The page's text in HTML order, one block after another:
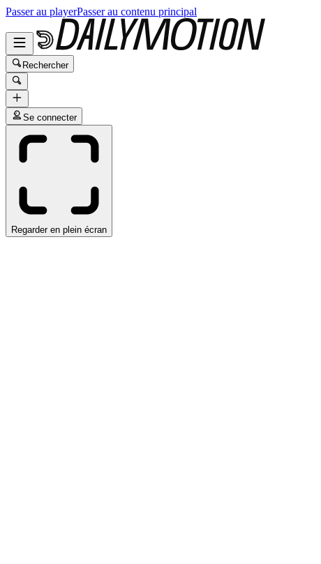
Passer au playerPasser au contenu principal
Rechercher
Se connecter
Regarder en plein écran